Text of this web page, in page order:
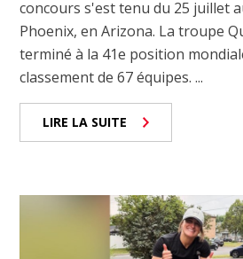
concours s'est tenu du 25 juillet
Phoenix, en Arizona. La troupe
terminé à la 41e position
classement de 67 équipes. ...
LIRE LA SUITE